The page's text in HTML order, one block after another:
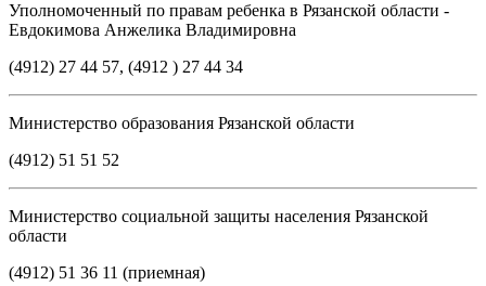
Уполномоченный по правам ребенка в Рязанской области -
Евдокимова Анжелика Владимировна
(4912) 27 44 57, (4912 ) 27 44 34
Министерство образования Рязанской области
(4912) 51 51 52
Министерство социальной защиты населения Рязанской
области
(4912) 51 36 11 (приемная)